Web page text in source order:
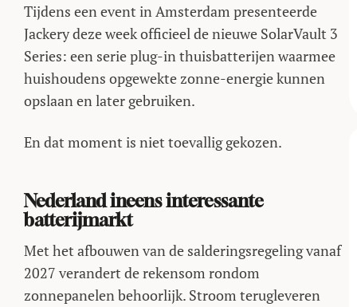
Tijdens een event in Amsterdam presenteerde
Jackery deze week officieel de nieuwe SolarVault 3
Series: een serie plug-in thuisbatterijen waarmee
huishoudens opgewekte zonne-energie kunnen
opslaan en later gebruiken.
En dat moment is niet toevallig gekozen.
Nederland ineens interessante
batterijmarkt
Met het afbouwen van de salderingsregeling vanaf
2027 verandert de rekensom rondom
zonnepanelen behoorlijk. Stroom terugleveren